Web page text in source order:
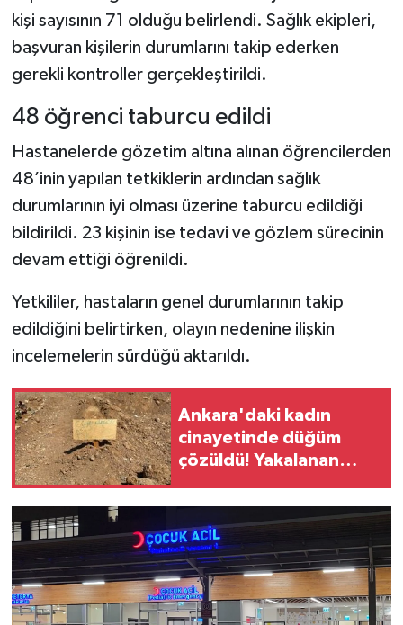
kişi sayısının 71 olduğu belirlendi. Sağlık ekipleri,
başvuran kişilerin durumlarını takip ederken
gerekli kontroller gerçekleştirildi.
48 öğrenci taburcu edildi
Hastanelerde gözetim altına alınan öğrencilerden
48’inin yapılan tetkiklerin ardından sağlık
durumlarının iyi olması üzerine taburcu edildiği
bildirildi. 23 kişinin ise tedavi ve gözlem sürecinin
devam ettiği öğrenildi.
Yetkililer, hastaların genel durumlarının takip
edildiğini belirtirken, olayın nedenine ilişkin
incelemelerin sürdüğü aktarıldı.
Ankara'daki kadın
cinayetinde düğüm
çözüldü! Yakalanan
tutuklandı